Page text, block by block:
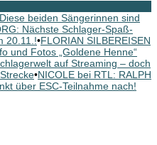
beiden Sängerinnen sind
Nächste Schlager-Spaß-
20.11.!•FLORIAN SILBEREISEN
und Fotos „Goldene Henne“
auf Streaming – doch
•NICOLE bei RTL: RALPH
über ESC-Teilnahme nach!